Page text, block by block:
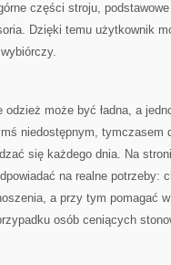
części stroju,
Dzięki temu użytkownik
może być ładna, a
niedostępnym, tymczasem
się każdego dnia. Na
na realne potrzeby:
a przy tym pomagać
osób ceniących